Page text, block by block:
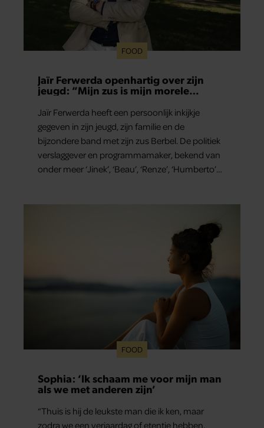
FOOD
Jaïr Ferwerda openhartig over zijn
jeugd: “Mijn zus is mijn morele
Jaïr Ferwerda heeft een persoonlijk inkijkje
gegeven in zijn jeugd, zijn familie en de
bijzondere band met zijn zus Berbel. De politiek
verslaggever en programmamaker, bekend van
onder meer ‘Jinek’, ‘Beau’, ‘Renze’, ‘Humberto’
FOOD
Sophia: ‘Ik schaam me voor mijn man
als we met anderen zijn’
“Thuis is hij de leukste man die ik ken, maar
zodra we een verjaardag of etentje hebben,